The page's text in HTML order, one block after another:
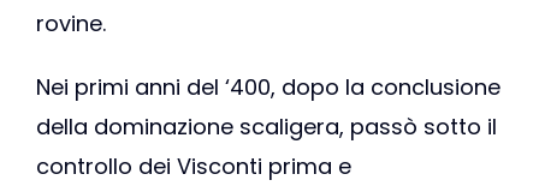
rovine.
Nei primi anni del ‘400, dopo la conclusione
della dominazione scaligera, passò sotto il
controllo dei Visconti prima e